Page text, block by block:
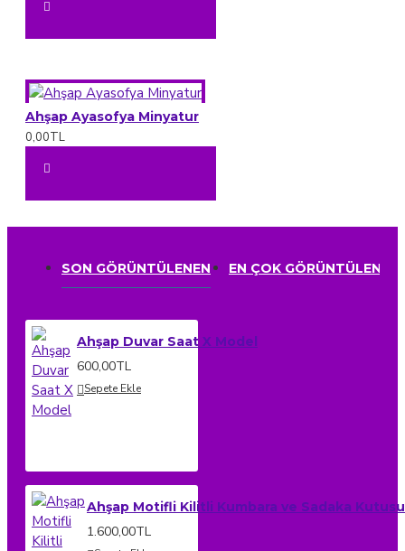
Ahşap Ayasofya Minyatur
0,00TL
SON GÖRÜNTÜLENEN EN ÇOK GÖRÜNTÜLENEN
Ahşap Duvar Saat X Model
600,00TL
Sepete Ekle
Ahşap Motifli Kilitli Kumbara ve Sadaka
1.600,00TL